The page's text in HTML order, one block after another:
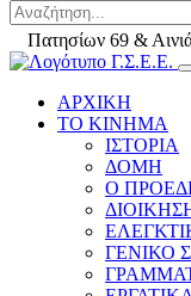
Πατησίων 69 &
ΑΡΧΙΚΗ
ΤΟ ΚΙΝΗΜΑ
ΙΣΤΟΡΙΑ
ΔΟΜΗ
Ο
ΓΕΝΙΚΟ